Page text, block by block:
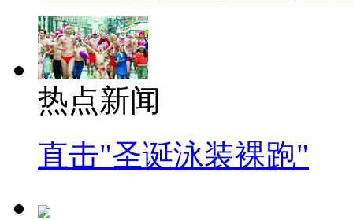
热点新闻
直击"圣诞泳装裸跑"